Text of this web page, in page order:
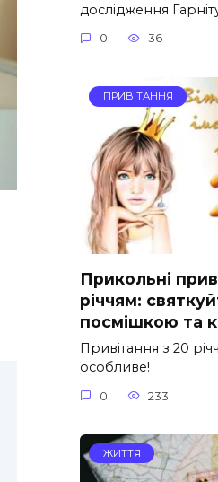
дослідження
0 36
ПРИВІТАННЯ
Прикольні
річчям:
посмішкою та
Привітання з 20
особливе!
0 233
ЖИТТЯ